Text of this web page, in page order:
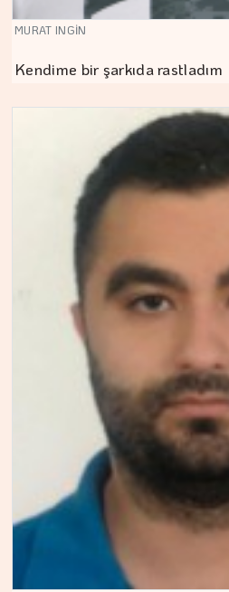
MURAT INGİN
Kendime bir şarkıda rastladım